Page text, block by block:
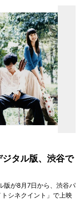
タル版、渋谷で
版が8月7日から、渋谷パ
シネクイント」で上映